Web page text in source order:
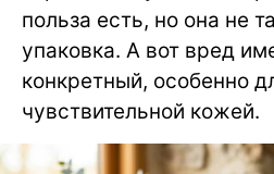
польза есть, но она не
упаковка. А вот вред
конкретный, особенно
чувствительной кожей.